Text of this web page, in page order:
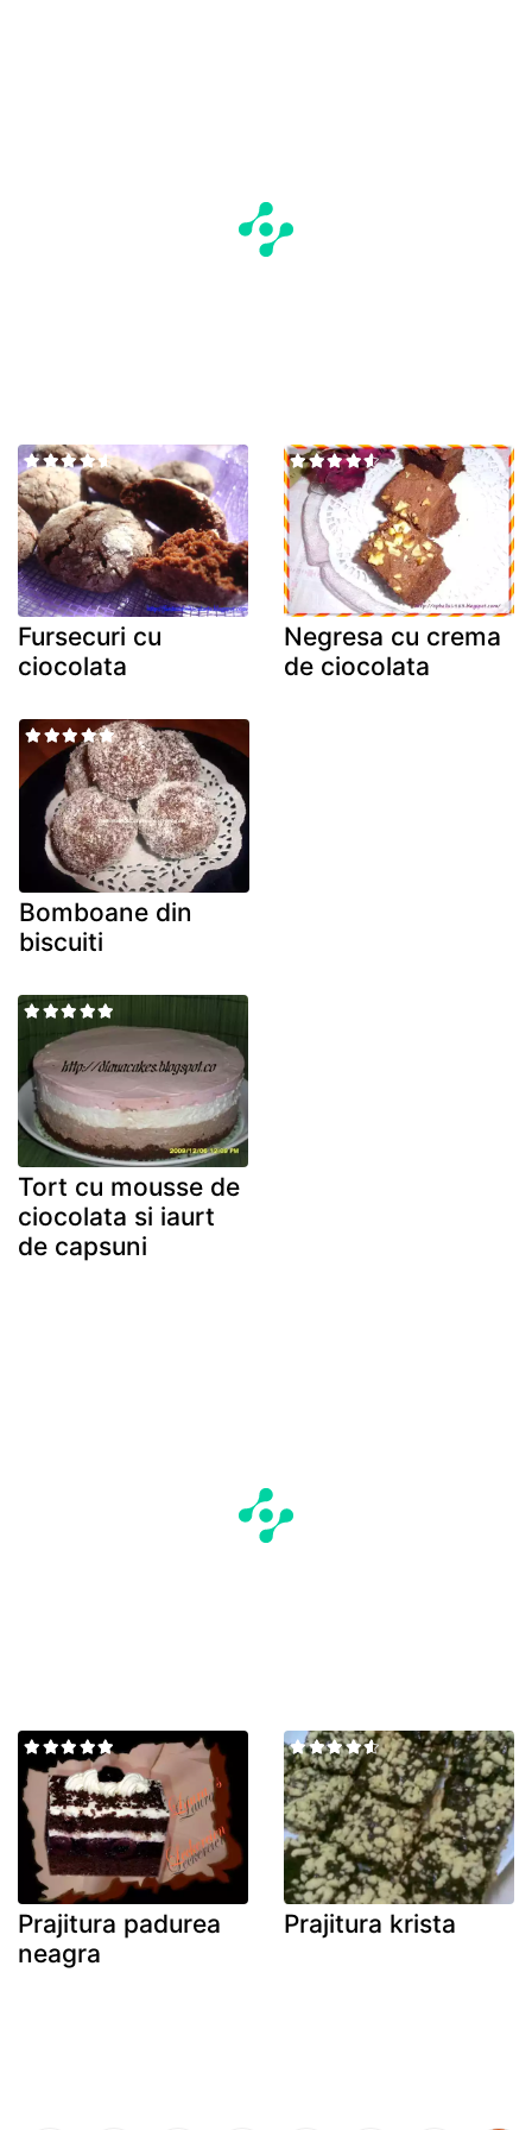
Fursecuri cu
ciocolata
Negresa cu crema
de ciocolata
Bomboane din
biscuiti
Tort cu mousse de
ciocolata si iaurt
de capsuni
Prajitura padurea
neagra
Prajitura krista